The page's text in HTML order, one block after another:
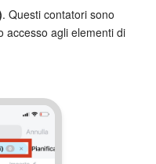
. Questi contatori sono
accesso agli elementi di